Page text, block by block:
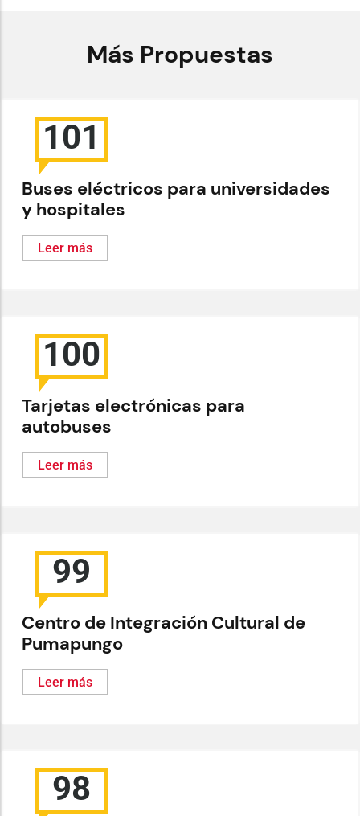
Más Propuestas
101
Buses eléctricos para universidades
y hospitales
Leer más
100
Tarjetas electrónicas para
autobuses
Leer más
99
Centro de Integración Cultural de
Pumapungo
Leer más
98